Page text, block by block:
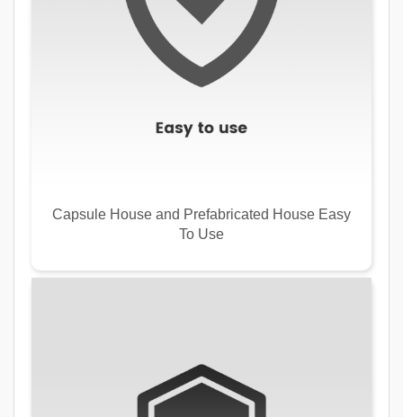
Capsule House and Prefabricated House Easy
To Use